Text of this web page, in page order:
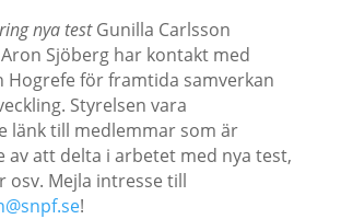
nya testGunilla Carlsson
Sjöberg har kontakt med
Hogrefe för framtida samverkan
Styrelsen vara
länk till medlemmar som är
av att delta i arbetet med nya test,
osv. Mejla intresse till
!